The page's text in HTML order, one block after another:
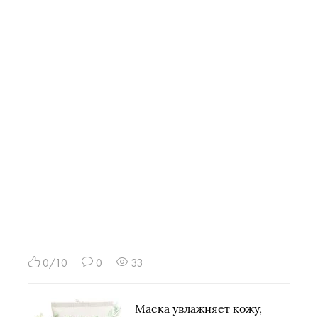
0/10 0 33
Маска увлажняет кожу,